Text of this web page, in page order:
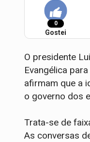
0
Gostei
O presidente
Evangélica
afirmam que a
o governo dos
Trata-se de
As conversas